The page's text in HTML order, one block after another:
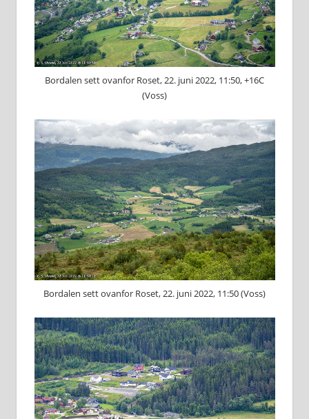
Bordalen sett ovanfor Roset, 22. juni 2022, 11:50, +16C
(Voss)
Bordalen sett ovanfor Roset, 22. juni 2022, 11:50 (Voss)